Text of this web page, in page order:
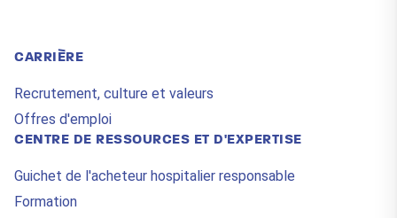
CARRIÈRE
Recrutement, culture et valeurs
Offres d'emploi
CENTRE DE RESSOURCES ET D'EXPERTISE
Guichet de l'acheteur hospitalier responsable
Formation